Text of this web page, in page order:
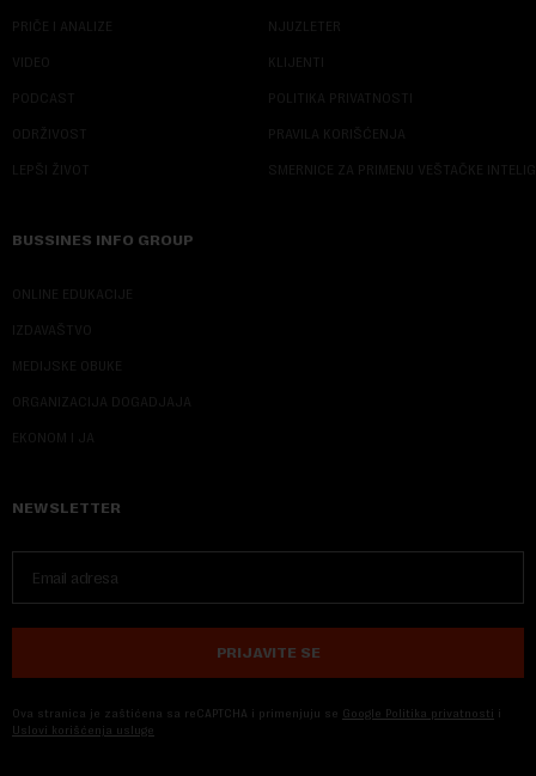
PRIČE I ANALIZE
VIDEO
PODCAST
ODRŽIVOST
LEPŠI ŽIVOT
NJUZLETER
KLIJENTI
POLITIKA PRIVATNOSTI
PRAVILA KORIŠĆENJA
SMERNICE ZA PRIMENU VEŠTAČKE
BUSSINES INFO GROUP
ONLINE EDUKACIJE
IZDAVAŠTVO
MEDIJSKE OBUKE
ORGANIZACIJA DOGADJAJA
EKONOM I JA
NEWSLETTER
PRIJAVITE SE
Ova stranica je zaštićena sa reCAPTCHA i primenjuju se Google Politika privatnosti i
Uslovi korišćenja usluge